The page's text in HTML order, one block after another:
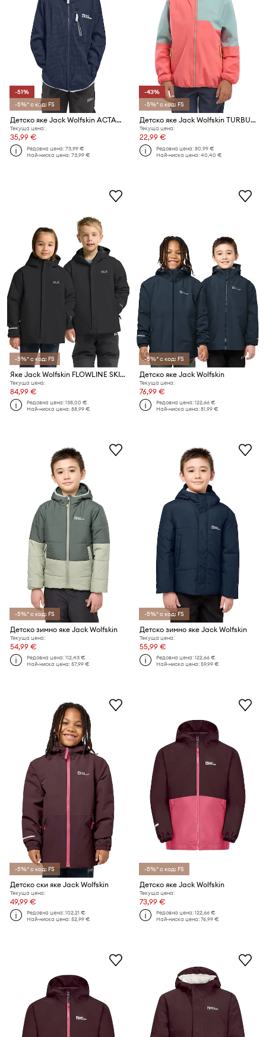
-51%
-5%* с код: FS
Детско яке Jack Wolfskin ACTAMICRID MIDLAYER
Текуща цена:
35,99 €
Редовна цена:73,99 €
Най-ниска цена:73,99 €
-43%
-5%* с код: FS
Детско яке Jack Wolfskin TURBULENCE HOODED JKT K
Текуща цена:
22,99 €
Редовна цена:80,99 €
Най-ниска цена:40,40 €
-5%* с код: FS
Яке Jack Wolfskin FLOWLINE SKI JKT KIDS
Текуща цена:
84,99 €
Редовна цена:138,00 €
Най-ниска цена:88,99 €
-5%* с код: FS
Детско яке Jack Wolfskin
Текуща цена:
76,99 €
Редовна цена:122,66 €
Най-ниска цена:81,99 €
-5%* с код: FS
Детско зимно яке Jack Wolfskin
Текуща цена:
54,99 €
Редовна цена:112,43 €
Най-ниска цена:57,99 €
-5%* с код: FS
Детско зимно яке Jack Wolfskin
Текуща цена:
55,99 €
Редовна цена:122,66 €
Най-ниска цена:59,99 €
-5%* с код: FS
Детско ски яке Jack Wolfskin
Текуща цена:
49,99 €
Редовна цена:102,21 €
Най-ниска цена:52,99 €
-5%* с код: FS
Детско яке Jack Wolfskin
Текуща цена:
73,99 €
Редовна цена:122,66 €
Най-ниска цена:76,99 €